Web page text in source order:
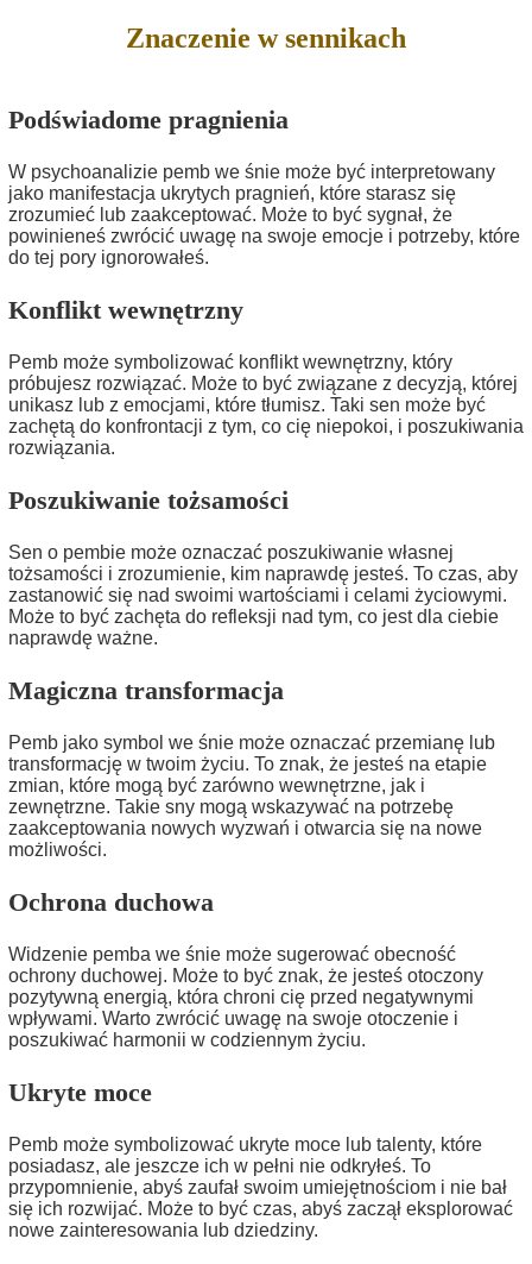
Znaczenie w sennikach
Podświadome pragnienia
W psychoanalizie pemb we śnie może być interpretowany
jako manifestacja ukrytych pragnień, które starasz się
zrozumieć lub zaakceptować. Może to być sygnał, że
powinieneś zwrócić uwagę na swoje emocje i potrzeby, które
do tej pory ignorowałeś.
Konflikt wewnętrzny
Pemb może symbolizować konflikt wewnętrzny, który
próbujesz rozwiązać. Może to być związane z decyzją, której
unikasz lub z emocjami, które tłumisz. Taki sen może być
zachętą do konfrontacji z tym, co cię niepokoi, i poszukiwania
rozwiązania.
Poszukiwanie tożsamości
Sen o pembie może oznaczać poszukiwanie własnej
tożsamości i zrozumienie, kim naprawdę jesteś. To czas, aby
zastanowić się nad swoimi wartościami i celami życiowymi.
Może to być zachęta do refleksji nad tym, co jest dla ciebie
naprawdę ważne.
Magiczna transformacja
Pemb jako symbol we śnie może oznaczać przemianę lub
transformację w twoim życiu. To znak, że jesteś na etapie
zmian, które mogą być zarówno wewnętrzne, jak i
zewnętrzne. Takie sny mogą wskazywać na potrzebę
zaakceptowania nowych wyzwań i otwarcia się na nowe
możliwości.
Ochrona duchowa
Widzenie pemba we śnie może sugerować obecność
ochrony duchowej. Może to być znak, że jesteś otoczony
pozytywną energią, która chroni cię przed negatywnymi
wpływami. Warto zwrócić uwagę na swoje otoczenie i
poszukiwać harmonii w codziennym życiu.
Ukryte moce
Pemb może symbolizować ukryte moce lub talenty, które
posiadasz, ale jeszcze ich w pełni nie odkryłeś. To
przypomnienie, abyś zaufał swoim umiejętnościom i nie bał
się ich rozwijać. Może to być czas, abyś zaczął eksplorować
nowe zainteresowania lub dziedziny.